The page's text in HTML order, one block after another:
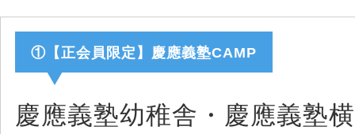
①【正会員限定】慶應義塾CAMP
慶應義塾幼稚舎・慶應義塾